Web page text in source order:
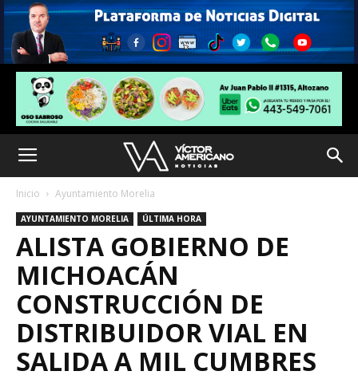
Inicio Ayuntamiento Morelia
AYUNTAMIENTO MORELIA ÚLTIMA HORA
ALISTA GOBIERNO DE
MICHOACÁN
CONSTRUCCIÓN DE
DISTRIBUIDOR VIAL EN
SALIDA A MIL CUMBRES